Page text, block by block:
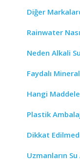
Diğer
Rainwater
Neden Alkali
Faydalı
Hangi
Plastik
Dikkat
Uzmanların